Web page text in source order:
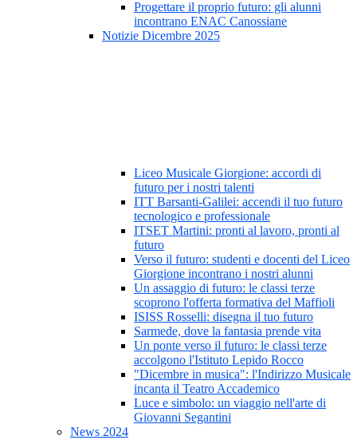
Progettare il proprio futuro: gli alunni
incontrano ENAC Canossiane
Notizie Dicembre 2025
Liceo Musicale Giorgione: accordi di
futuro per i nostri talenti
ITT Barsanti-Galilei: accendi il tuo futuro
tecnologico e professionale
ITSET Martini: pronti al lavoro, pronti al
futuro
Verso il futuro: studenti e docenti del Liceo
Giorgione incontrano i nostri alunni
Un assaggio di futuro: le classi terze
scoprono l'offerta formativa del Maffioli
ISISS Rosselli: disegna il tuo futuro
Sarmede, dove la fantasia prende vita
Un ponte verso il futuro: le classi terze
accolgono l'Istituto Lepido Rocco
"Dicembre in musica": l'Indirizzo Musicale
incanta il Teatro Accademico
Luce e simbolo: un viaggio nell'arte di
Giovanni Segantini
News 2024